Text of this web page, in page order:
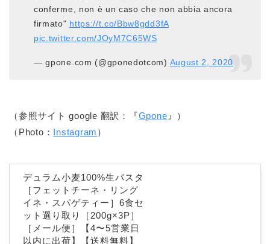
conferme, non è un caso che non abbia ancora
firmato" https://t.co/Bbw8gdd3fA
pic.twitter.com/JOyM7C65WS
— gpone.com (@gponedotcom) August 2, 2020
（参照サイト google 翻訳：『Gpone 』）
（Photo： Instagram ）
デュラム小麦100%生パスタ
［フェットチーネ・リング
イネ・スパゲティー］6食セ
ット選り取り［200g×3P］
［メール便］【4〜5営業日
以内に出荷】【送料無料】